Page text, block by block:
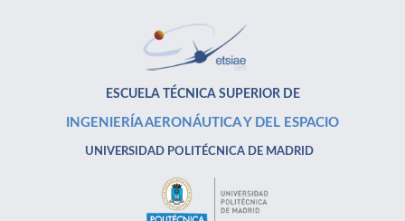
ESCUELA TÉCNICA SUPERIOR DE
INGENIERÍA AERONÁUTICA Y DEL ESPACIO
UNIVERSIDAD POLITÉCNICA DE MADRID